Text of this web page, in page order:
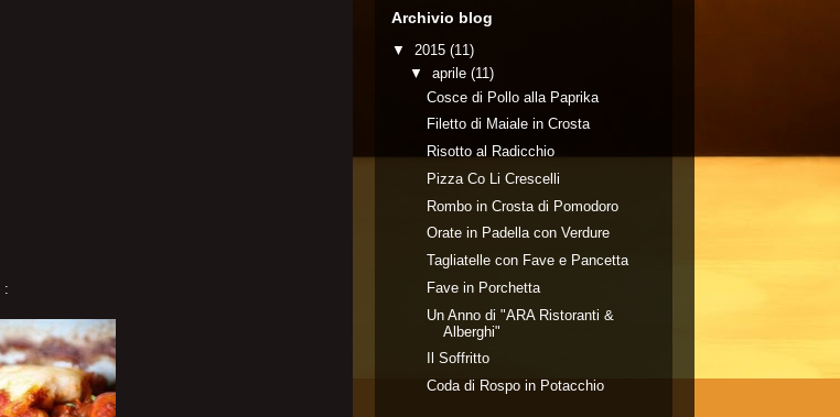
:
Archivio blog
▼ 2015 (11)
▼ aprile (11)
Cosce di Pollo alla Paprika
Filetto di Maiale in Crosta
Risotto al Radicchio
Pizza Co Li Crescelli
Rombo in Crosta di Pomodoro
Orate in Padella con Verdure
Tagliatelle con Fave e Pancetta
Fave in Porchetta
Un Anno di "ARA Ristoranti &
Alberghi"
Il Soffritto
Coda di Rospo in Potacchio